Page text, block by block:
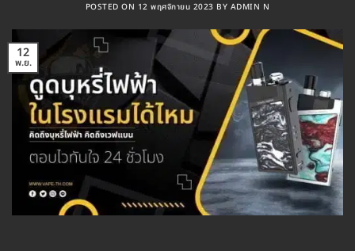
POSTED ON 12 พฤศจิกายน 2023 BY ADMIN N
12
พ.ย.